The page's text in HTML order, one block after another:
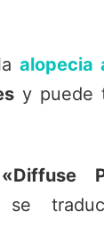
alopecia
y puede
«Diffuse